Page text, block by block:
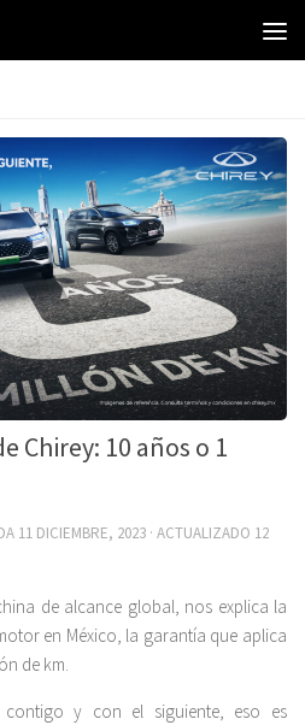
Chirey: 10 años o 1
11 DICIEMBRE, 2023 · ACTUALIZADO 12
de alcance global, nos explica la
en México, la garantía que aplica
de km.
y con el siguiente, eso es